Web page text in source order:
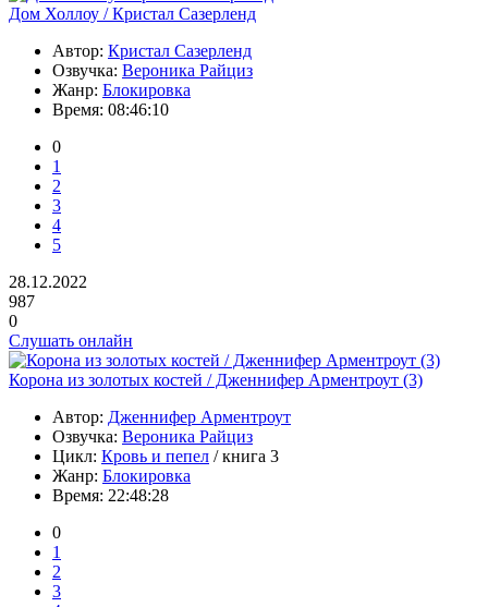
Дом Холлоу / Кристал Сазерленд
Автор: Кристал Сазерленд
Озвучка: Вероника Райциз
Жанр: Блокировка
Время: 08:46:10
0
1
2
3
4
5
28.12.2022
987
0
Слушать онлайн
Корона из золотых костей / Дженнифер Арментроут (3)
Автор: Дженнифер Арментроут
Озвучка: Вероника Райциз
Цикл: Кровь и пепел / книга 3
Жанр: Блокировка
Время: 22:48:28
0
1
2
3